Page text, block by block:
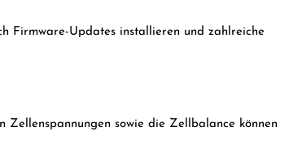
Firmware-Updates installieren und zahlreiche
sowie die Zellbalance können